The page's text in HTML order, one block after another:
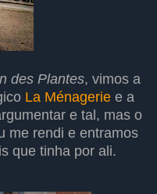
des Plantes, vimos a
La Ménagerie e a
e tal, mas o
me rendi e entramos
que tinha por ali.